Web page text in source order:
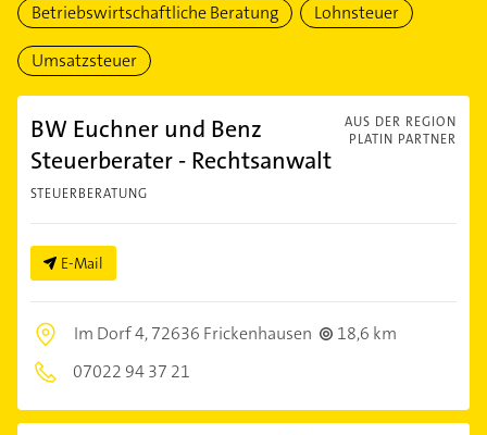
Betriebswirtschaftliche Beratung Lohnsteuer
Umsatzsteuer
AUS DER REGION
PLATIN PARTNER
BW Euchner und Benz
Steuerberater - Rechtsanwalt
STEUERBERATUNG
E-Mail
Im Dorf 4,72636 Frickenhausen
18,6 km
07022 94 37 21